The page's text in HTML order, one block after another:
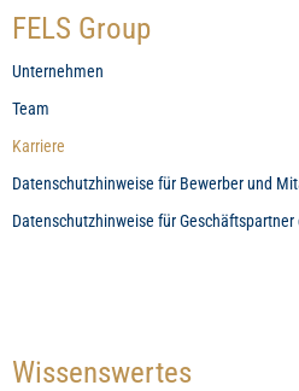
FELS Group
Unternehmen
Team
Karriere
Datenschutzhinweise für Bewerber und
Datenschutzhinweise für Geschäftspartner
Wissenswertes